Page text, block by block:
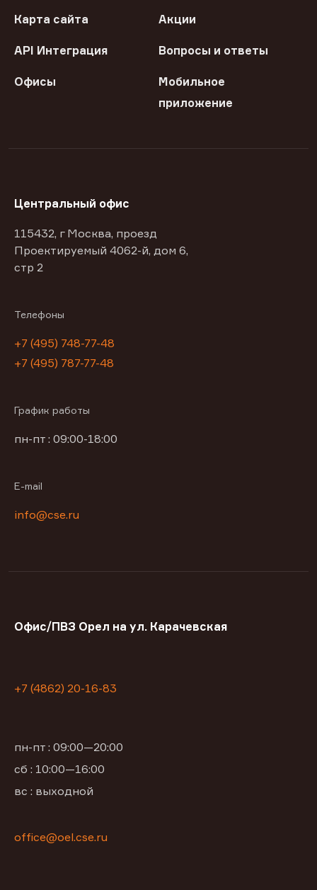
Карта сайта Акции
API Интеграция Вопросы и ответы
Офисы
Мобильное
приложение
Центральный офис
115432, г Москва, проезд
Проектируемый 4062-й, дом 6,
стр 2
Телефоны
+7 (495) 748-77-48
+7 (495) 787-77-48
График работы
пн-пт : 09:00-18:00
E-mail
info@cse.ru
Офис/ПВЗ Орел на ул. Карачевская
+7 (4862) 20-16-83
пн-пт : 09:00—20:00
сб : 10:00—16:00
вс : выходной
office@oel.cse.ru